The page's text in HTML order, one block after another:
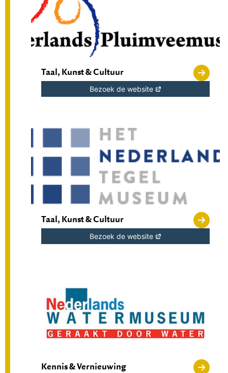
Taal, Kunst & Cultuur
Bezoek de website
Taal, Kunst & Cultuur
Bezoek de website
Kennis & Vernieuwing